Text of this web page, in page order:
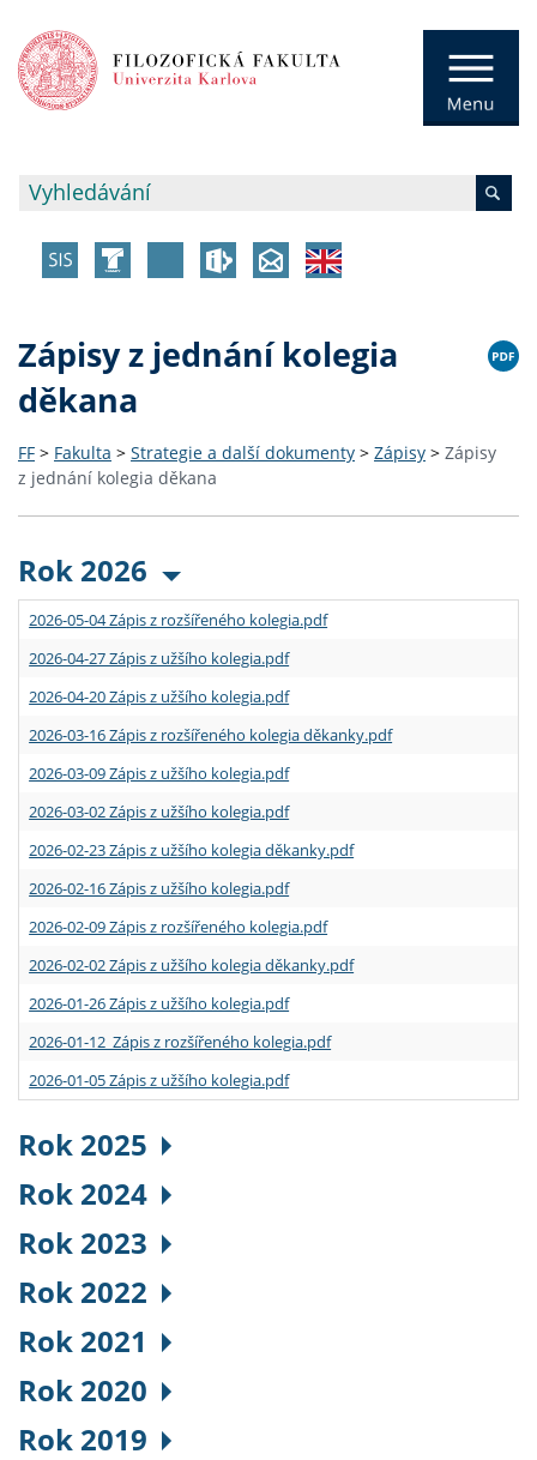
Zápisy z jednání kolegia
děkana
FF > Fakulta > Strategie a další dokumenty > Zápisy > Zápisy
z jednání kolegia děkana
Rok 2026
2026-05-04 Zápis z rozšířeného kolegia.pdf
2026-04-27 Zápis z užšího kolegia.pdf
2026-04-20 Zápis z užšího kolegia.pdf
2026-03-16 Zápis z rozšířeného kolegia děkanky.pdf
2026-03-09 Zápis z užšího kolegia.pdf
2026-03-02 Zápis z užšího kolegia.pdf
2026-02-23 Zápis z užšího kolegia děkanky.pdf
2026-02-16 Zápis z užšího kolegia.pdf
2026-02-09 Zápis z rozšířeného kolegia.pdf
2026-02-02 Zápis z užšího kolegia děkanky.pdf
2026-01-26 Zápis z užšího kolegia.pdf
2026-01-12 Zápis z rozšířeného kolegia.pdf
2026-01-05 Zápis z užšího kolegia.pdf
Rok 2025
Rok 2024
Rok 2023
Rok 2022
Rok 2021
Rok 2020
Rok 2019